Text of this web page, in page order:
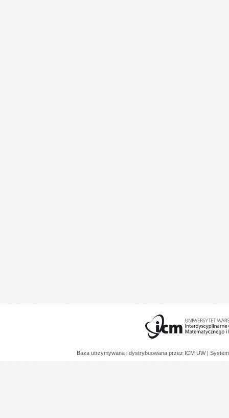
Baza utrzymywana i dystrybuowana przez ICM UW |